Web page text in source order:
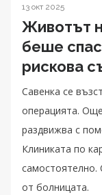
13 окт 2025
Животът
беше
рискова
Савенка се
операцията.
раздвижва с
Клиниката по
самостоятелно.
от болницата.